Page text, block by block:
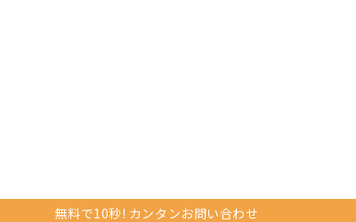
無料で10秒! カンタンお問い合わせ